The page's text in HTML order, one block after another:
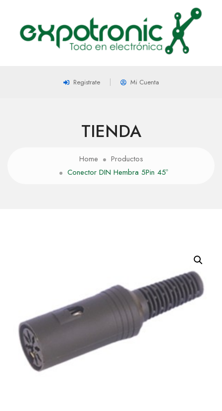
Registrate Mi Cuenta
TIENDA
Home
Productos
Conector DIN Hembra 5Pin 45º